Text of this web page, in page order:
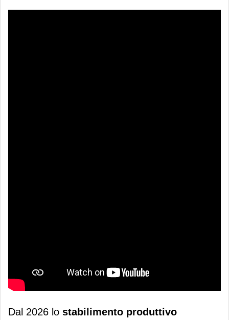
Video: Fiorentini, novità in cantiere e
Dal 2026 lo stabilimento produttivo